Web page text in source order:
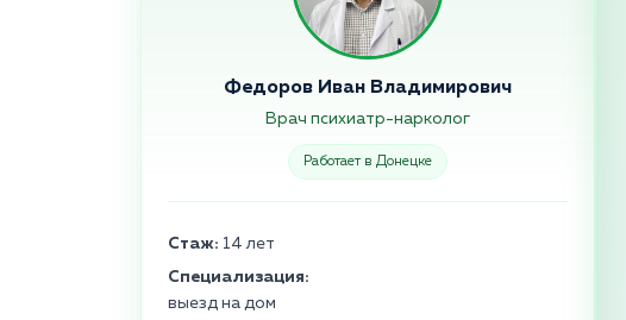
Федоров Иван Владимирович
Врач психиатр-нарколог
Работает в Донецке
Стаж: 14 лет
Специализация:
выезд на дом